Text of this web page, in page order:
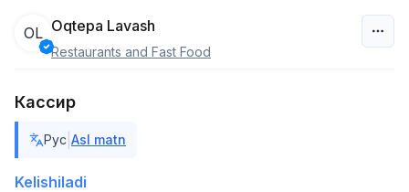
6,000,000 - 15,000,000 sum
OL Oqtepa Lavash
Restaurants and Fast Food
Кассир
Рус Asl matn
Kelishiladi